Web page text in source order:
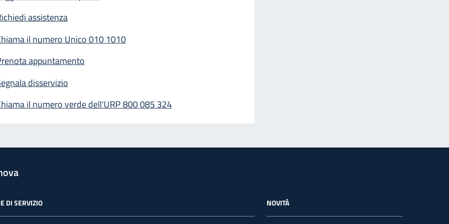
assistenza
il numero Unico 010 1010
appuntamento
disservizio
il numero verde dell'URP 800 085 324
DI SERVIZIO NOVITÀ